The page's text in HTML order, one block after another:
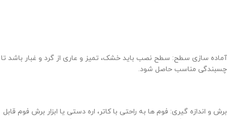
آماده سازی سطح: سطح نصب باید خشک، تمیز و عاری از گرد و غبار باشد تا
چسبندگی مناسب حاصل شود.
برش و اندازه گیری: فوم ها به راحتی با کاتر، اره دستی یا ابزار برش فوم قابل